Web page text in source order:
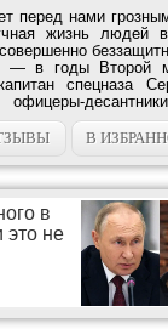
перед нами
жизнь людей
в годы Второй
спецназа
только...
В